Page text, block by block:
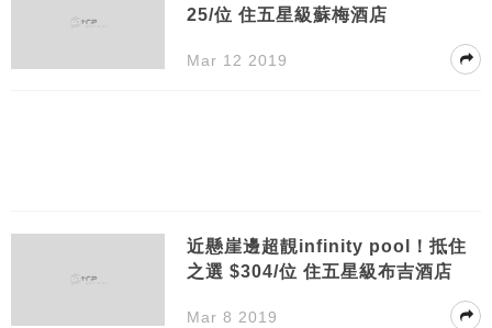
25/位 住五星級蘇梅酒店
Mar 12 2019
近懸崖邊超靚infinity pool！抵住
之選 $304/位 住五星級布吉酒店
Mar 8 2019